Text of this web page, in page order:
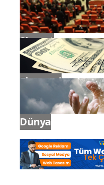
Siyaset
Ekonomi
Dünya